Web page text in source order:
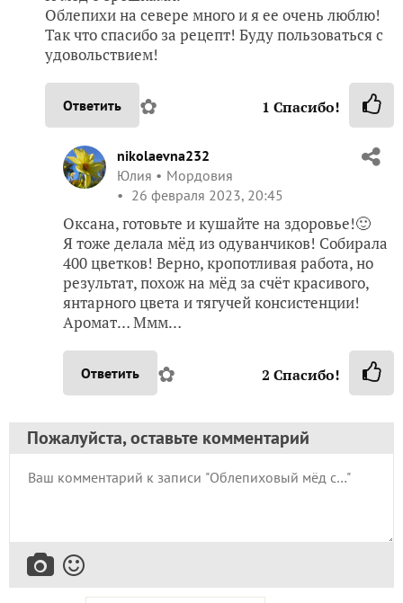
Облепихи на севере много и я ее очень люблю!
Так что спасибо за рецепт! Буду пользоваться с
удовольствием!
Ответить ✿ 1 Спасибо!
nikolaevna232
Юлия
Мордовия
26 февраля 2023, 20:45
Оксана, готовьте и кушайте на здоровье!🙂
Я тоже делала мёд из одуванчиков! Собирала
400 цветков! Верно, кропотливая работа, но
результат, похож на мёд за счёт красивого,
янтарного цвета и тягучей консистенции!
Аромат… Ммм…
Ответить ✿ 2 Спасибо!
Пожалуйста, оставьте комментарий